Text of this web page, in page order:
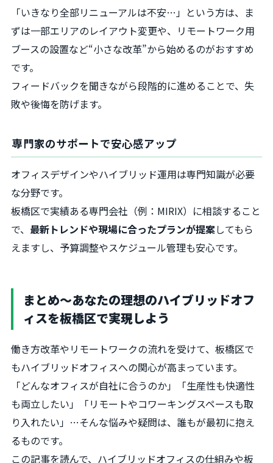
「いきなり全部リニューアルは不安…」という方は、ま
ずは一部エリアのレイアウト変更や、リモートワーク用
ブースの設置など“小さな改革”から始めるのがおすすめ
です。
フィードバックを聞きながら段階的に進めることで、失
敗や後悔を防げます。
専門家のサポートで安心感アップ
オフィスデザインやハイブリッド運用は専門知識が必要
な分野です。
板橋区で実績ある専門会社（例：MIRIX）に相談すること
で、 最新トレンドや現場に合ったプランが提案してもら
えますし、予算調整やスケジュール管理も安心です。
まとめ〜あなたの理想のハイブリッドオフ
ィスを板橋区で実現しよう
働き方改革やリモートワークの流れを受けて、板橋区で
もハイブリッドオフィスへの関心が高まっています。
「どんなオフィスが自社に合うのか」「生産性も快適性
も両立したい」「リモートやコワーキングスペースも取
り入れたい」…そんな悩みや疑問は、誰もが最初に抱え
るものです。
この記事を読んで、ハイブリッドオフィスの仕組みや板